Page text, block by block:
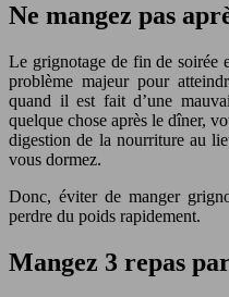
Ne mangez pas
Le grignotage de fin de soirée
problème majeur pour
quand il est fait d’une
quelque chose après le dîner,
digestion de la nourriture au
vous dormez.
Donc, éviter de manger
perdre du poids rapidement.
Mangez 3 repas